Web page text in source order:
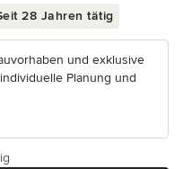
28 Jahren tätig
und exklusive
Planung und